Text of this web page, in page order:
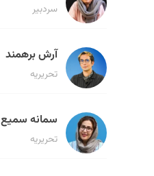
سردبیر
آرش برهمند
تحریریه
سمانه سمیع
تحریریه